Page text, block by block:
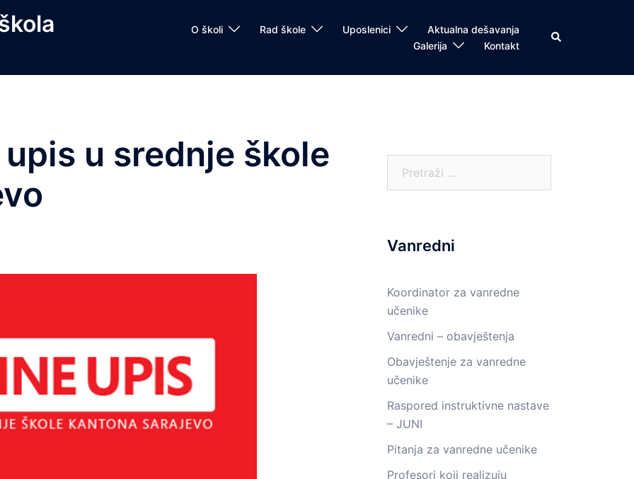
O školi Rad škole Uposlenici
Aktualna dešavanja
Galerija
Kontakt
Search
u srednje škole
Vanredni
Koordinator za vanredne
učenike
Vanredni – obavještenja
Obavještenje za vanredne
učenike
Raspored instruktivne nastave
– JUNI
Pitanja za vanredne učenike
Profesori koji realizuju